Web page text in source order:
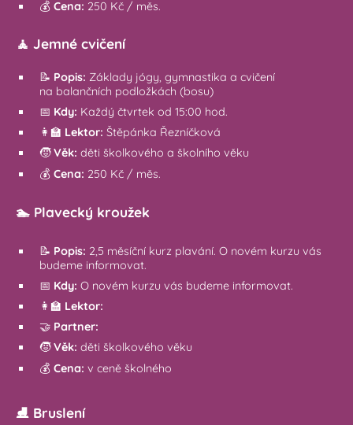
💰 Cena: 250 Kč / měs.
🧘 Jemné cvičení
📝 Popis: Základy jógy, gymnastika a cvičení
na balančních podložkách (bosu)
📅 Kdy: Každý čtvrtek od 15:00 hod.
👩‍🏫 Lektor: Štěpánka Řezníčková
🧒Věk: děti školkového a školního věku
💰 Cena: 250 Kč / měs.
🏊 Plavecký kroužek
📝 Popis: 2,5 měsíční kurz plavání. O novém kurzu vás
budeme informovat.
📅 Kdy: O novém kurzu vás budeme informovat.
👩‍🏫 Lektor:
🤝 Partner:
🧒Věk: děti školkového věku
💰 Cena: v ceně školného
⛸️ Bruslení